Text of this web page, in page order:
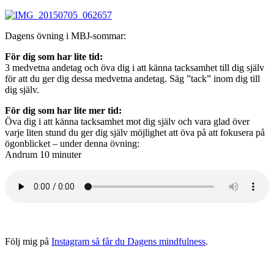
Dagens övning i MBJ-sommar:
För dig som har lite tid:
3 medvetna andetag och öva dig i att känna tacksamhet till dig själv
för att du ger dig dessa medvetna andetag. Säg ”tack” inom dig till
dig själv.
För dig som har lite mer tid:
Öva dig i att känna tacksamhet mot dig själv och vara glad över
varje liten stund du ger dig själv möjlighet att öva på att fokusera på
ögonblicket – under denna övning:
Andrum 10 minuter
Följ mig på Instagram så får du Dagens mindfulness.